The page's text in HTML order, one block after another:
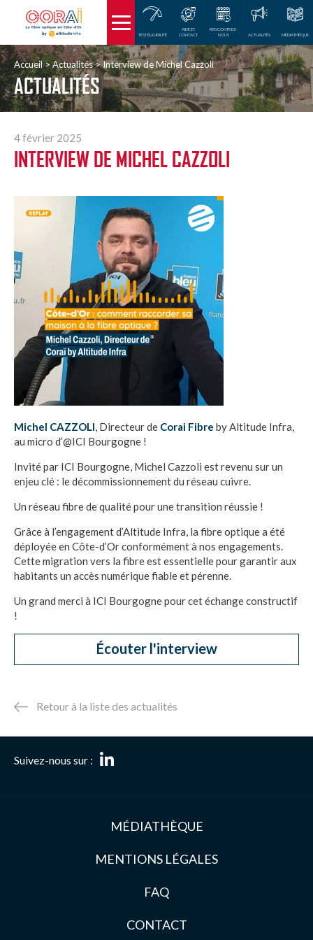
TEST ÉLIGIBILITÉ
AIDE ET
CONTACT
RENCONTREZ-
NOUS
ACTUALITÉS MÉDIATHÈQUE
Accueil Actualités Interview de Michel Cazzoli
ACTUALITÉS
4 février 2025
INTERVIEW DE MICHEL CAZZOLI
Michel CAZZOLI, Directeur de Corai Fibre by Altitude Infra,
au micro d’@ICI Bourgogne !
Invité par ICI Bourgogne, Michel Cazzoli est revenu sur un
enjeu clé : le décommissionnement du réseau cuivre.
Un réseau fibre de qualité pour une transition réussie !
Grâce à l’engagement d’Altitude Infra, la fibre optique a été
déployée en Côte-d’Or conformément à nos engagements.
Cette migration vers la fibre est essentielle pour garantir aux
habitants un accès numérique fiable et pérenne.
Un grand merci à ICI Bourgogne pour cet échange constructif
!
Écouter l'interview
Retour à la liste des actualités
Suivez-nous sur :
MÉDIATHÈQUE
MENTIONS LÉGALES
FAQ
CONTACT